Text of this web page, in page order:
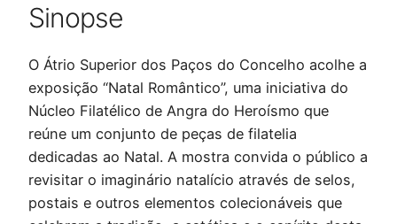
Sinopse
O Átrio Superior dos Paços do Concelho acolhe a
exposição “Natal Romântico”, uma iniciativa do
Núcleo Filatélico de Angra do Heroísmo que
reúne um conjunto de peças de filatelia
dedicadas ao Natal. A mostra convida o público a
revisitar o imaginário natalício através de selos,
postais e outros elementos colecionáveis que